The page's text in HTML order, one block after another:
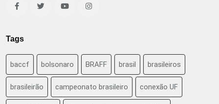
Tags
baccf bolsonaro BRAFF brasil brasileiros
brasileirão campeonato brasileiro conexão UF